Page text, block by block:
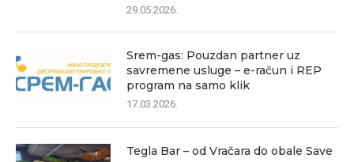
29.05.2026.
Srem-gas: Pouzdan partner uz
savremene usluge – e-račun i REP
program na samo klik
17.03.2026.
Tegla Bar – od Vračara do obale Save